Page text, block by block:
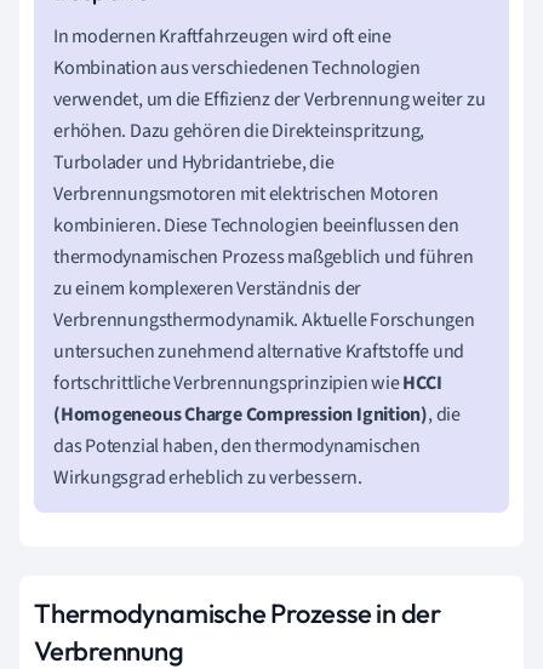
In modernen Kraftfahrzeugen wird oft eine
Kombination aus verschiedenen Technologien
verwendet, um die Effizienz der Verbrennung weiter zu
erhöhen. Dazu gehören die Direkteinspritzung,
Turbolader und Hybridantriebe, die
Verbrennungsmotoren mit elektrischen Motoren
kombinieren. Diese Technologien beeinflussen den
thermodynamischen Prozess maßgeblich und führen
zu einem komplexeren Verständnis der
Verbrennungsthermodynamik. Aktuelle Forschungen
untersuchen zunehmend alternative Kraftstoffe und
fortschrittliche Verbrennungsprinzipien wieHCCI
(Homogeneous Charge Compression Ignition), die
das Potenzial haben, den thermodynamischen
Wirkungsgrad erheblich zu verbessern.
Thermodynamische Prozesse in der
Verbrennung